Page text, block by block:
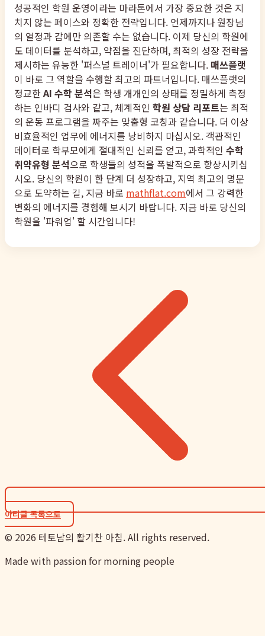
성공적인 학원 운영이라는 마라톤에서 가장 중요한 것은 지
치지 않는 페이스와 정확한 전략입니다. 언제까지나 원장님
의 열정과 감에만 의존할 수는 없습니다. 이제 당신의 학원에
도 데이터를 분석하고, 약점을 진단하며, 최적의 성장 전략을
제시하는 유능한 '퍼스널 트레이너'가 필요합니다. 매쓰플랫
이 바로 그 역할을 수행할 최고의 파트너입니다. 매쓰플랫의
정교한AI 수학 분석은 학생 개개인의 상태를 정밀하게 측정
하는 인바디 검사와 같고, 체계적인 학원 상담 리포트는 최적
의 운동 프로그램을 짜주는 맞춤형 코칭과 같습니다. 더 이상
비효율적인 업무에 에너지를 낭비하지 마십시오. 객관적인
데이터로 학부모에게 절대적인 신뢰를 얻고, 과학적인 수학
취약유형 분석으로 학생들의 성적을 폭발적으로 향상시키십
시오. 당신의 학원이 한 단계 더 성장하고, 지역 최고의 명문
으로 도약하는 길, 지금 바로 mathflat.com에서 그 강력한
변화의 에너지를 경험해 보시기 바랍니다. 지금 바로 당신의
학원을 '파워업' 할 시간입니다!
아티클 목록으로
© 2026 테토남의 활기찬 아침. All rights reserved.
Made with passion for morning people